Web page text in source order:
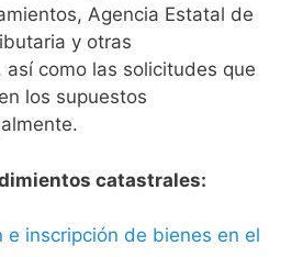
Agencia Estatal de
y otras
como las solicitudes que
los supuestos
catastrales:
e inscripción de bienes en el